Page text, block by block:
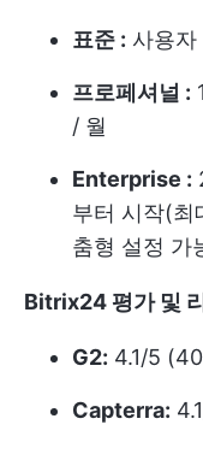
표준 : 사용
프로페셔널 :
/ 월
Enterprise :
부터 시작(최
춤형 설정 가
Bitrix24 평가 및
G2: 4.1/5
Capterra: